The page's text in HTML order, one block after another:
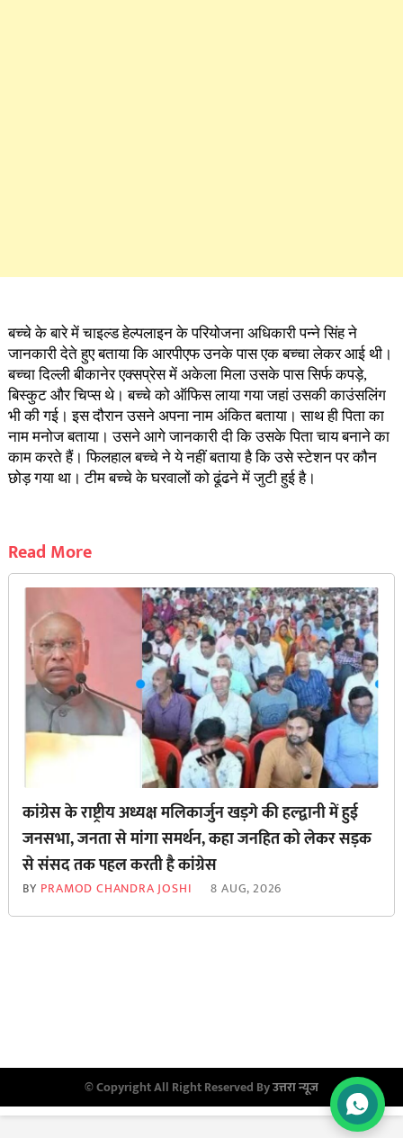
बच्चे के बारे में चाइल्ड हेल्पलाइन के परियोजना अधिकारी पन्ने सिंह ने
जानकारी देते हुए बताया कि आरपीएफ उनके पास एक बच्चा लेकर आई थी।
बच्चा दिल्ली बीकानेर एक्सप्रेस में अकेला मिला उसके पास सिर्फ कपड़े,
बिस्कुट और चिप्स थे। बच्चे को ऑफिस लाया गया जहां उसकी काउंसलिंग
भी की गई। इस दौरान उसने अपना नाम अंकित बताया। साथ ही पिता का
नाम मनोज बताया। उसने आगे जानकारी दी कि उसके पिता चाय बनाने का
काम करते हैं। फिलहाल बच्चे ने ये नहीं बताया है कि उसे स्टेशन पर कौन
छोड़ गया था। टीम बच्चे के घरवालों को ढूंढने में जुटी हुई है।
Read More
कांग्रेस के राष्ट्रीय अध्यक्ष मलिकार्जुन खड़गे की हल्द्वानी में हुई
जनसभा, जनता से मांगा समर्थन, कहा जनहित को लेकर सड़क
से ‌संसद तक पहल करती है कांग्रेस
BY PRAMOD CHANDRA JOSHI 8 AUG, 2026
© Copyright All Right Reserved Byउत्तरा न्यूज